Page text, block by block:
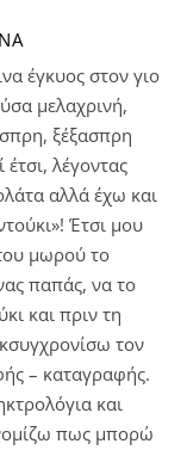
έγκυος στον γιο
μελαχρινή,
ξέξασπρη
λέγοντας
αλλά έχω και
Έτσι μου
μωρού το
παπάς, να το
και πριν τη
τον
– καταγραφής.
και
πως μπορώ